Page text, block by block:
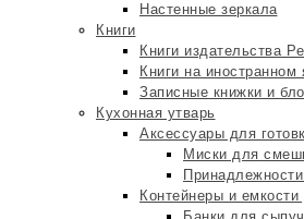
Настенные зеркала
Книги
Книги издательства
Книги на иностранном
Записные книжки и
Кухонная утварь
Аксессуары для
Миски для
Контейнеры и